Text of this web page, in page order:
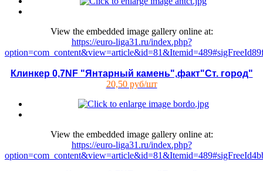
View the embedded image gallery online at:
https://euro-liga31.ru/index.php?
Клинкер 0,7NF "Янтарный камень",факт"Ст. город"
20,50 руб/шт
View the embedded image gallery online at:
https://euro-liga31.ru/index.php?